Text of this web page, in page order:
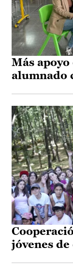
Más
alumnado
jóvenes de